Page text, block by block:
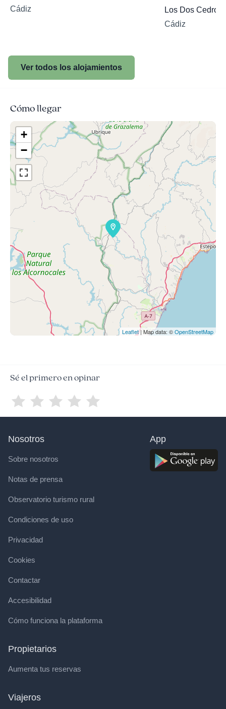
Cádiz
Los Dos Cedros
Cádiz
Ver todos los alojamientos
Cómo llegar
+
−
Leaflet| Map data: ©OpenStreetMap
Sé el primero en opinar
Nosotros
Sobre nosotros
Notas de prensa
Observatorio turismo rural
Condiciones de uso
Privacidad
Cookies
Contactar
Accesibilidad
Cómo funciona la plataforma
Propietarios
Aumenta tus reservas
Viajeros
App